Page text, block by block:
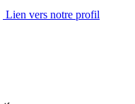
Lien vers notre profil